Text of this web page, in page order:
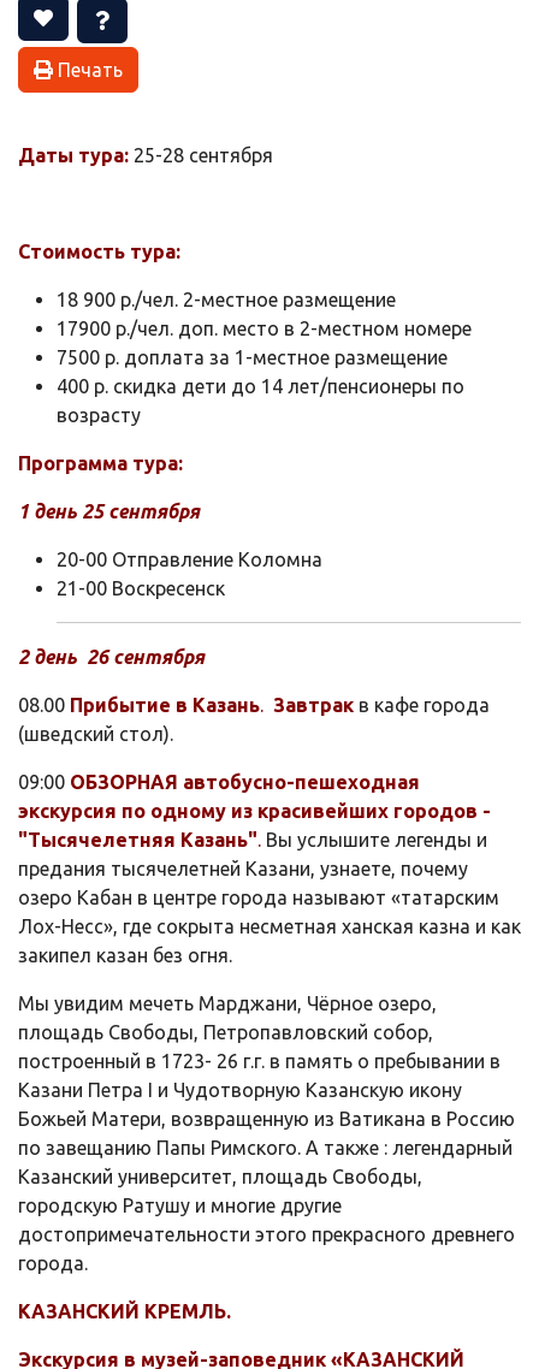
Печать
Даты тура: 25-28 сентября
Стоимость тура:
18 900 р./чел. 2-местное размещение
17900 р./чел. доп. место в 2-местном номере
7500 р. доплата за 1-местное размещение
400 р. скидка дети до 14 лет/пенсионеры по
возрасту
Программа тура:
1 день 25 сентября
20-00 Отправление Коломна
21-00 Воскресенск
2 день 26сентября
08.00 Прибытие в Казань Завтрак в кафе города
(шведский стол).
09:00 ОБЗОРНАЯ автобусно-пешеходная
экскурсия по одному из красивейших городов -
"Тысячелетняя Казань" Вы услышите легенды и
предания тысячелетней Казани, узнаете, почему
озеро Кабан в центре города называют «татарским
Лох-Несс», где сокрыта несметная ханская казна и как
закипел казан без огня.
Мы увидим мечеть Марджани, Чёрное озеро,
площадь Свободы, Петропавловский собор,
построенный в 1723- 26 г.г. в память о пребывании в
Казани Петра I и Чудотворную Казанскую икону
Божьей Матери, возвращенную из Ватикана в Россию
по завещанию Папы Римского. А также : легендарный
Казанский университет, площадь Свободы,
городскую Ратушу и многие другие
достопримечательности этого прекрасного древнего
города.
КАЗАНСКИЙ КРЕМЛЬ.
Экскурсия в музей-заповедник «КАЗАНСКИЙ